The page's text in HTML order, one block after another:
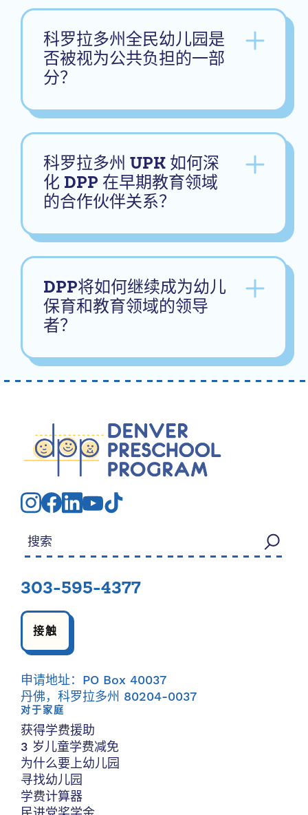
科罗拉多州全民幼儿园是
否被视为公共负担的一部
分？
科罗拉多州 UPK 如何深
化 DPP 在早期教育领域
的合作伙伴关系？
DPP将如何继续成为幼儿
保育和教育领域的领导
者？
搜索：
303-595-4377
接触
申请地址：PO Box 40037
丹佛，科罗拉多州 80204-0037
对于家庭
获得学费援助
3 岁儿童学费减免
为什么要上幼儿园
寻找幼儿园
学费计算器